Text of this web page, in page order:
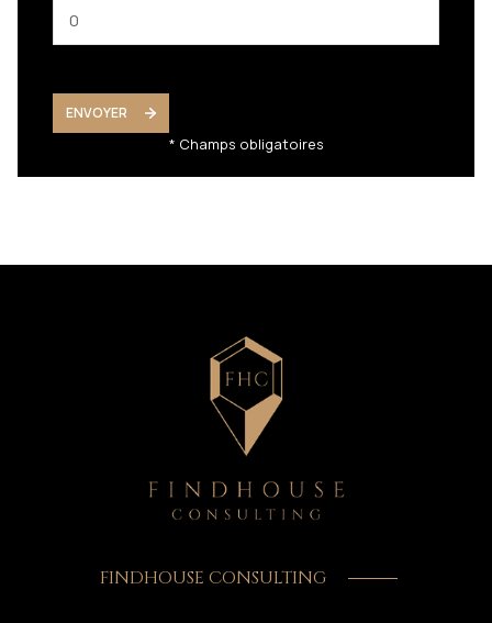
ENVOYER
* Champs obligatoires
FINDHOUSE CONSULTING